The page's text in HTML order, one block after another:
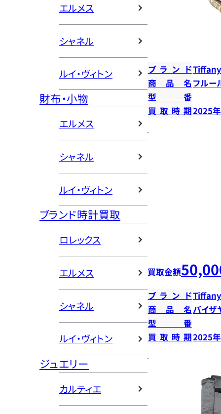
エルメス
シャネル
ルイ・ヴィトン
財布・小物
エルメス
シャネル
ルイ・ヴィトン
ブランド時計買取
ロレックス
エルメス
シャネル
ルイ・ヴィトン
ジュエリー
カルティエ
ブランド
商品名 フルー
型番
買取時期2025
買取金額
ブランド
商品名バイザ
型番
買取時期2025